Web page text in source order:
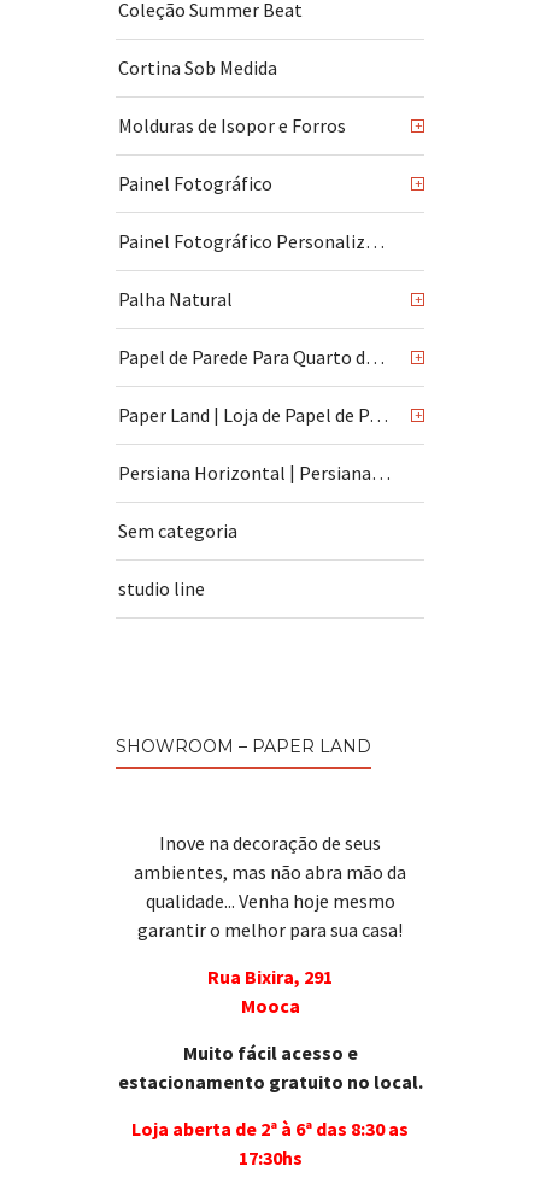
Coleção Summer Beat
Cortina Sob Medida
Molduras de Isopor e Forros +
Painel Fotográfico +
Painel Fotográfico Personalizado
Palha Natural +
Papel de Parede Para Quarto de Bebê +
Paper Land | Loja de Papel de Parede | São Paulo +
Persiana Horizontal | Persiana Vertical
Sem categoria
studio line
SHOWROOM – PAPER LAND
Inove na decoração de seus
ambientes, mas não abra mão da
qualidade... Venha hoje mesmo
garantir o melhor para sua casa!
Rua Bixira, 291
Mooca
Muito fácil acesso e
estacionamento gratuito no local.
Loja aberta de 2ª à 6ª das 8:30 as
17:30hs